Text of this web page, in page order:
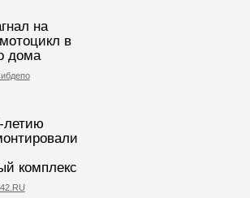
на
в
дома
летию
комплекс